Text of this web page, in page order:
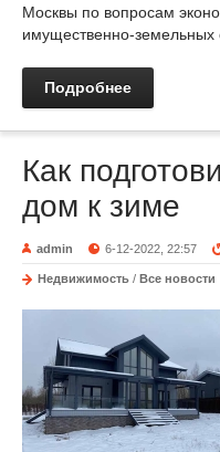
Москвы по вопросам
имущественно-
Подробнее
Как
дом к зиме
admin 6-12-2022, 22:57
Недвижимость / Все новости